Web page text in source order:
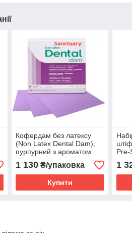
Кофердам без латексу
(Non Latex Dental Dam),
пурпурний з ароматом
м'яти, середній (medium)
0,25 мм, 15 шт.
1 130₴/упаковка
Купити
Pre-
1